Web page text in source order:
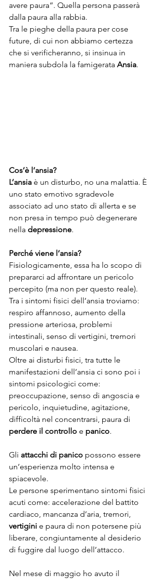
avere paura”. Quella persona passerà
dalla paura alla rabbia.
Tra le pieghe della paura per cose
future, di cui non abbiamo certezza
che si verificheranno, si insinua in
maniera subdola la famigerata Ansia.
Cos’è l’ansia?
L’ansia è un disturbo, no una malattia. È
uno stato emotivo sgradevole
associato ad uno stato di allerta e se
non presa in tempo può degenerare
nella depressione.
Perché viene l’ansia?
Fisiologicamente, essa ha lo scopo di
prepararci ad affrontare un pericolo
percepito (ma non per questo reale).
Tra i sintomi fisici dell’ansia troviamo:
respiro affannoso, aumento della
pressione arteriosa, problemi
intestinali, senso di vertigini, tremori
muscolari e nausea.
Oltre ai disturbi fisici, tra tutte le
manifestazioni dell’ansia ci sono poi i
sintomi psicologici come:
preoccupazione, senso di angoscia e
pericolo, inquietudine, agitazione,
difficoltà nel concentrarsi, paura di
perdere il controllo e panico.
Gli attacchi di panico possono essere
un’esperienza molto intensa e
spiacevole.
Le persone sperimentano sintomi fisici
acuti come: accelerazione del battito
cardiaco, mancanza d’aria, tremori,
vertigini e paura di non potersene più
liberare, congiuntamente al desiderio
di fuggire dal luogo dell’attacco.
Nel mese di maggio ho avuto il